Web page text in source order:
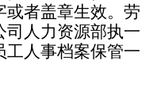
或者盖章生效。劳
司人力资源部执一
工人事档案保管一